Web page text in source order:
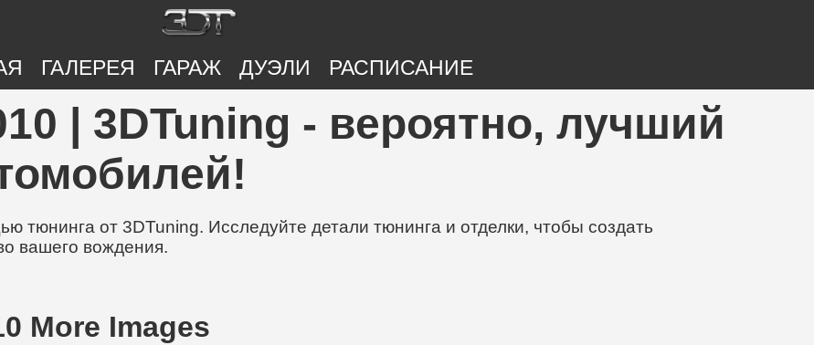
ГАЛЕРЕЯ ГАРАЖ ДУЭЛИ РАСПИСАНИЕ
| 3DTuning - вероятно, лучший
тюнинга от 3DTuning. Исследуйте детали тюнинга и отделки, чтобы создать
вашего вождения.
More Images